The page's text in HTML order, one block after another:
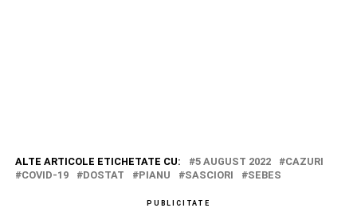
ALTE ARTICOLE ETICHETATE CU: 5 AUGUST 2022
CAZURI
COVID-19
DOSTAT PIANU SASCIORI SEBES
PUBLICITATE